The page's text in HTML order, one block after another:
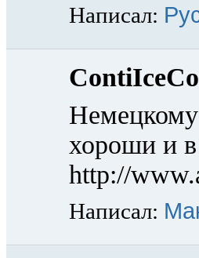
Написал:
хороши и
http://
Написал: